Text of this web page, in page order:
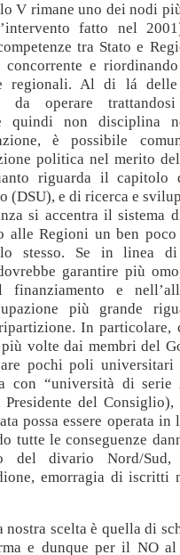
V rimane uno dei nodi
fatto nel
tra Stato e
e
regionali. Al di lá delle
da operare
quindi non disciplina
è possibile
politica nel merito
riguarda il
(DSU), e di ricerca e
si accentra il sistema
alle Regioni un ben
stesso. Se in linea
garantire più
finanziamento e
più grande
In particolare,
volte dai membri del
pochi poli universitari
con “università di
del Consiglio),
possa essere operata in
tutte le conseguenze
del divario Nord/Sud,
emorragia di iscritti
scelta è quella di
e dunque per il NO al